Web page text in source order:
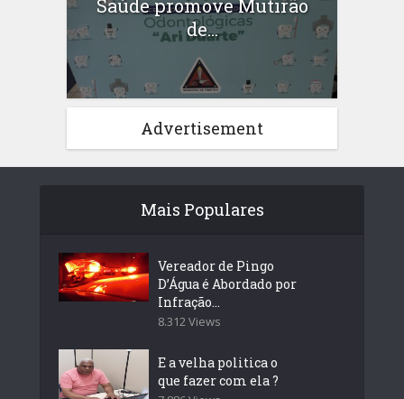
Saúde promove Mutirão
de...
Advertisement
Mais Populares
Vereador de Pingo
D’Água é Abordado por
Infração...
8.312 Views
E a velha politica o
que fazer com ela ?